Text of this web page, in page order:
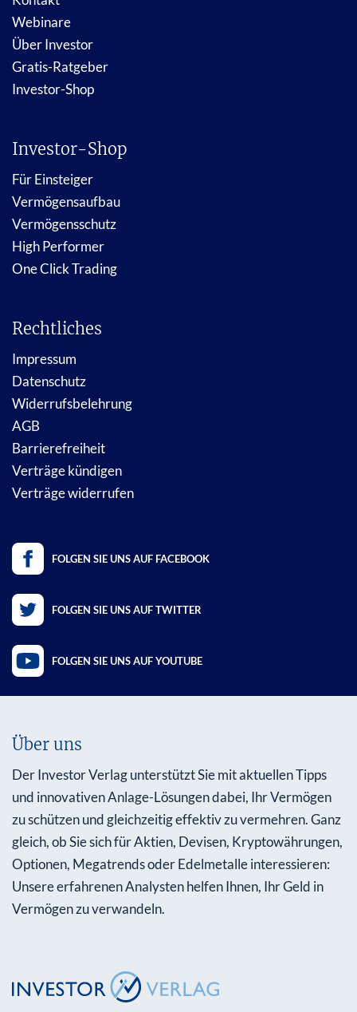
Webinare
Über Investor
Gratis-Ratgeber
Investor-Shop
Investor-Shop
Für Einsteiger
Vermögensaufbau
Vermögensschutz
High Performer
One Click Trading
Rechtliches
Impressum
Datenschutz
Widerrufsbelehrung
AGB
Barrierefreiheit
Verträge kündigen
Verträge widerrufen
FOLGEN SIE UNS AUF FACEBOOK
FOLGEN SIE UNS AUF TWITTER
FOLGEN SIE UNS AUF YOUTUBE
Über uns
Der Investor Verlag unterstützt Sie mit aktuellen Tipps
und innovativen Anlage-Lösungen dabei, Ihr Vermögen
zu schützen und gleichzeitig effektiv zu vermehren. Ganz
gleich, ob Sie sich für Aktien, Devisen, Kryptowährungen,
Optionen, Megatrends oder Edelmetalle interessieren:
Unsere erfahrenen Analysten helfen Ihnen, Ihr Geld in
Vermögen zu verwandeln.